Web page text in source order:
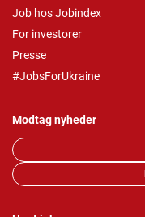
Job hos Jobindex
For investorer
Presse
#JobsForUkraine
Modtag nyheder